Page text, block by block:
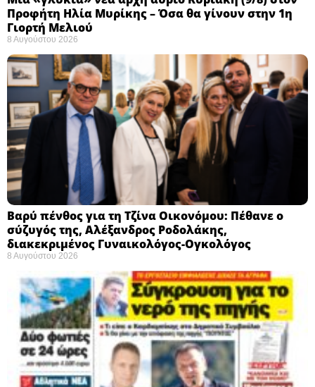
Προφήτη Ηλία Μυρίκης – Όσα θα γίνουν στην 1η
Γιορτή Μελιού
8 Αυγούστου 2026
Βαρύ πένθος για τη Τζίνα Οικονόμου: Πέθανε ο
σύζυγός της, Αλέξανδρος Ροδολάκης,
διακεκριμένος Γυναικολόγος-Ογκολόγος
8 Αυγούστου 2026